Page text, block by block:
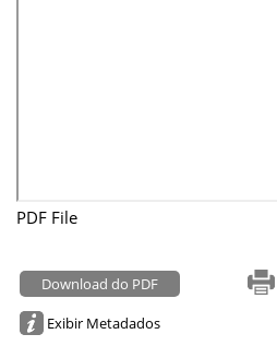
PDF File
Download do PDF
Exibir Metadados